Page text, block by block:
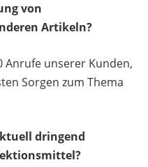
von
Artikeln?
unserer Kunden,
Sorgen zum Thema
dringend